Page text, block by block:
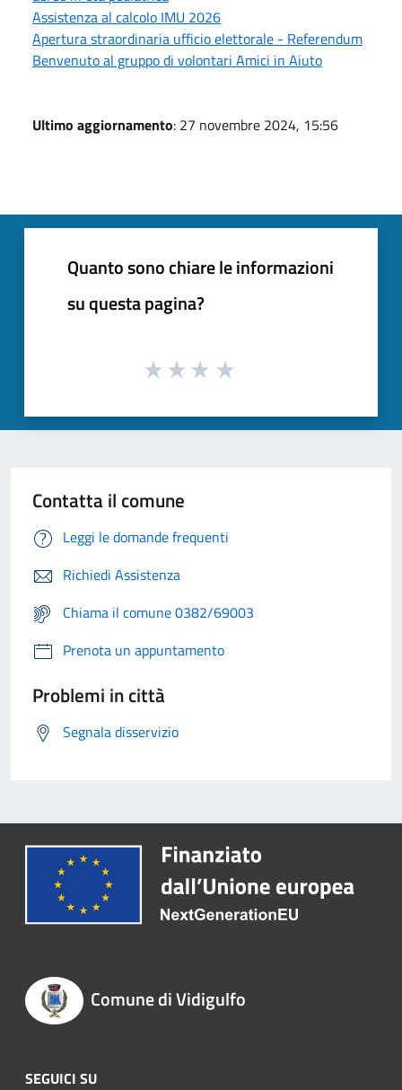
Assistenza al calcolo IMU 2026
Apertura straordinaria ufficio elettorale - Referendum
Benvenuto al gruppo di volontari Amici in Aiuto
Ultimo aggiornamento: 27 novembre 2024, 15:56
Quanto sono chiare le informazioni
su questa pagina?
Contatta il comune
Leggi le domande frequenti
Richiedi Assistenza
Chiama il comune 0382/69003
Prenota un appuntamento
Problemi in città
Segnala disservizio
Comune di Vidigulfo
SEGUICI SU